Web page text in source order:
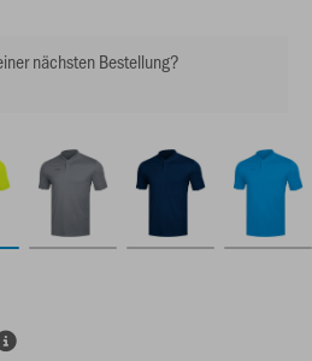
nächsten Bestellung?